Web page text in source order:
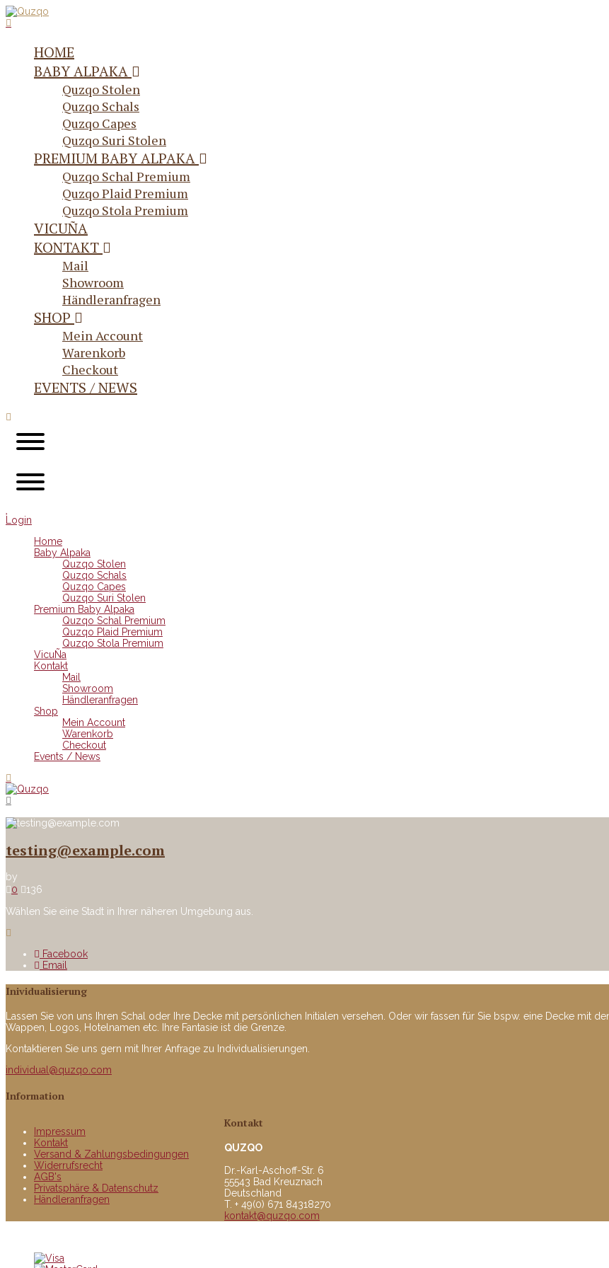
HOME
BABY ALPAKA
Quzqo Stolen
Quzqo Schals
Quzqo Capes
Quzqo Suri Stolen
PREMIUM BABY ALPAKA
Quzqo Schal Premium
Quzqo Plaid Premium
Quzqo Stola Premium
VICUÑA
KONTAKT
Mail
Showroom
Händleranfragen
SHOP
Mein Account
Warenkorb
Checkout
EVENTS / NEWS
Login
Home
Baby Alpaka
Quzqo Stolen
Quzqo Schals
Quzqo Capes
Quzqo Suri Stolen
Premium Baby Alpaka
Quzqo Schal Premium
Quzqo Plaid Premium
Quzqo Stola Premium
VicuÑa
Kontakt
Mail
Showroom
Händleranfragen
Shop
Mein Account
Warenkorb
Checkout
Events / News
testing@example.com
by
0
136
Wählen Sie eine Stadt in Ihrer näheren Umgebung aus.
Facebook
Email
Inividualisierung
Lassen Sie von uns Ihren Schal oder Ihre Decke mit persönlichen Initialen versehen. Oder wir fassen für Sie bspw. eine Decke mit
Wappen, Logos, Hotelnamen etc. Ihre Fantasie ist die Grenze.
Kontaktieren Sie uns gern mit Ihrer Anfrage zu Individualisierungen.
individual@quzqo.com
Information
Impressum
Kontakt
Versand & Zahlungsbedingungen
Widerrufsrecht
AGB's
Privatsphäre & Datenschutz
Händleranfragen
Kontakt
QUZQO
Dr.-Karl-Aschoff-Str. 6
55543 Bad Kreuznach
Deutschland
T. + 49(0) 671 84318270
kontakt@quzqo.com